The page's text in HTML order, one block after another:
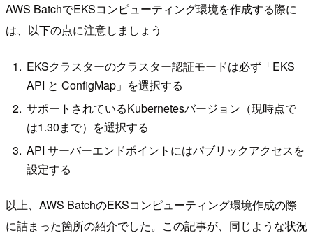
AWS BatchでEKSコンピューティング環境を作成する際に
は、以下の点に注意しましょう
EKSクラスターのクラスター認証モードは必ず「EKS
API と ConfigMap」を選択する
サポートされているKubernetesバージョン（現時点で
は1.30まで）を選択する
API サーバーエンドポイントにはパブリックアクセスを
設定する
以上、AWS BatchのEKSコンピューティング環境作成の際
に詰まった箇所の紹介でした。この記事が、同じような状況